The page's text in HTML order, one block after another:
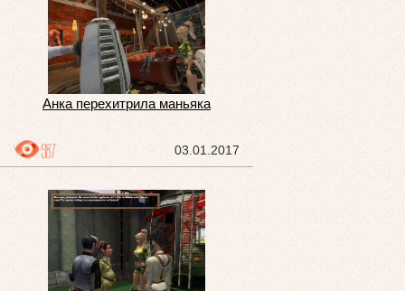
Анка перехитрила маньяка
03.01.2017
987